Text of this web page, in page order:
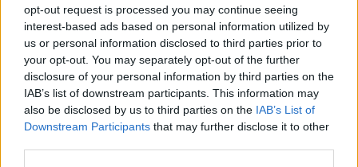
opt-out request is processed you may continue seeing
interest-based ads based on personal information utilized by
us or personal information disclosed to third parties prior to
your opt-out. You may separately opt-out of the further
disclosure of your personal information by third parties on the
IAB’s list of downstream participants. This information may
also be disclosed by us to third parties on the IAB’s List of
Downstream Participants that may further disclose it to other
T. Barnett: Gyilkosság a Garda-tónál 12.
rész
T. szereti a fiatal lányokat 13. rész